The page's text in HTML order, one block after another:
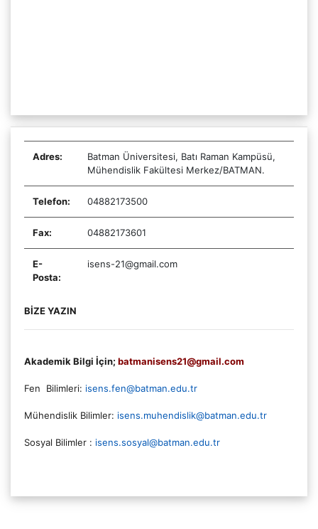
Adres:
Batman Üniversitesi, Batı Raman Kampüsü,
Mühendislik Fakültesi Merkez/BATMAN.
Telefon: 04882173500
Fax: 04882173601
E-
Posta:
isens-21@gmail.com
BİZE YAZIN
Akademik Bilgi İçin; batmanisens21@gmail.com
Fen Bilimleri: isens.fen@batman.edu.tr
Mühendislik Bilimler: isens.muhendislik@batman.edu.tr
Sosyal Bilimler : isens.sosyal@batman.edu.tr